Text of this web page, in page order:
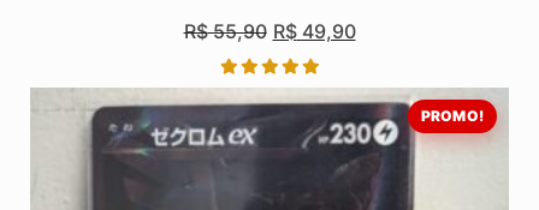
R$55,90 R$49,90
PROMO!